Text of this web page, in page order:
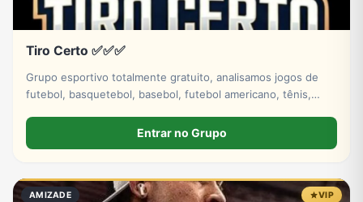
Tiro Certo ✅✅✅
Grupo esportivo totalmente gratuito, analisamos jogos de
futebol, basquetebol, basebol, futebol americano, tênis,
Entrar no Grupo
AMIZADE VIP